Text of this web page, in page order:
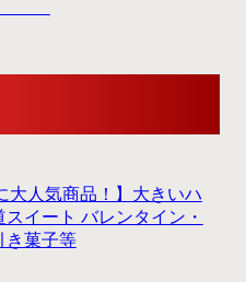
大人気商品！】大きいハ
イート バレンタイン・
き菓子等